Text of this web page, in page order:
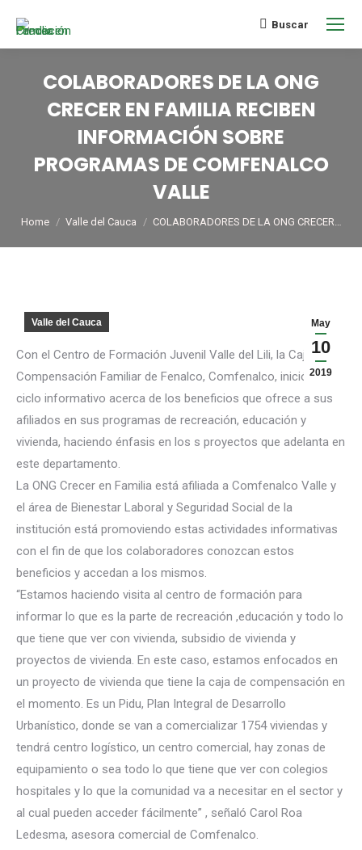
Buscar
COLABORADORES DE LA ONG
CRECER EN FAMILIA RECIBEN
INFORMACIÓN SOBRE
PROGRAMAS DE COMFENALCO
VALLE
You are here:
Home Valle del Cauca COLABORADORES DE LA ONG CRECER…
May
10
2019
Valle del Cauca
Con el Centro de Formación Juvenil Valle del Lili, la Caja de
Compensación Familiar de Fenalco, Comfenalco, inició un
ciclo informativo acerca de los beneficios que ofrece a sus
afiliados en sus programas de recreación, educación y
vivienda, haciendo énfasis en los s proyectos que adelanta en
este departamento.
La ONG Crecer en Familia está afiliada a Comfenalco Valle y
el área de Bienestar Laboral y Seguridad Social de la
institución está promoviendo estas actividades informativas
con el fin de que los colaboradores conozcan estos
beneficios y accedan a los mismos.
“Estamos haciendo visita al centro de formación para
informar lo que es la parte de recreación ,educación y todo lo
que tiene que ver con vivienda, subsidio de vivienda y
proyectos de vivienda. En este caso, estamos enfocados en
un proyecto de vivienda que tiene la caja de compensación en
el momento. Es un Pidu, Plan Integral de Desarrollo
Urbanístico, donde se van a comercializar 1754 viviendas y
tendrá centro logístico, un centro comercial, hay zonas de
equipamiento o sea todo lo que tiene que ver con colegios
hospitales y lo que la comunidad va a necesitar en el sector y
al cual pueden acceder fácilmente” , señaló Carol Roa
Ledesma, asesora comercial de Comfenalco.